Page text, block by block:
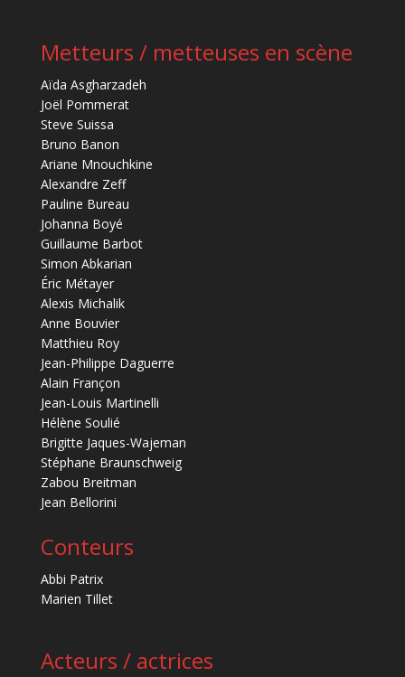
Metteurs / metteuses en scène
Aïda Asgharzadeh
Joël Pommerat
Steve Suissa
Bruno Banon
Ariane Mnouchkine
Alexandre Zeff
Pauline Bureau
Johanna Boyé
Guillaume Barbot
Simon Abkarian
Éric Métayer
Alexis Michalik
Anne Bouvier
Matthieu Roy
Jean-Philippe Daguerre
Alain Françon
Jean-Louis Martinelli
Hélène Soulié
Brigitte Jaques-Wajeman
Stéphane Braunschweig
Zabou Breitman
Jean Bellorini
Conteurs
Abbi Patrix
Marien Tillet
Acteurs / actrices